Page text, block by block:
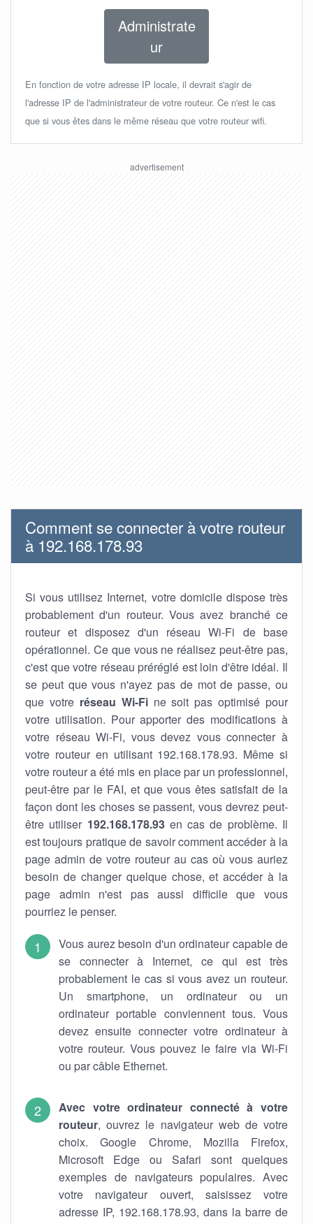
Administrate
ur
En fonction de votre adresse IP locale, il devrait s'agir de
l'adresse IP de l'administrateur de votre routeur. Ce n'est le cas
que si vous êtes dans le même réseau que votre routeur wifi.
Comment se connecter à votre routeur
à 192.168.178.93
Si vous utilisez Internet, votre domicile dispose très
probablement d'un routeur. Vous avez branché ce
routeur et disposez d'un réseau Wi-Fi de base
opérationnel. Ce que vous ne réalisez peut-être pas,
c'est que votre réseau préréglé est loin d'être idéal. Il
se peut que vous n'ayez pas de mot de passe, ou
que votre réseau Wi-Fine soit pas optimisé pour
votre utilisation. Pour apporter des modifications à
votre réseau Wi-Fi, vous devez vous connecter à
votre routeur en utilisant 192.168.178.93. Même si
votre routeur a été mis en place par un professionnel,
peut-être par le FAI, et que vous êtes satisfait de la
façon dont les choses se passent, vous devrez peut-
être utiliser 192.168.178.93en cas de problème. Il
est toujours pratique de savoir comment accéder à la
page admin de votre routeur au cas où vous auriez
besoin de changer quelque chose, et accéder à la
page admin n'est pas aussi difficile que vous
pourriez le penser.
Vous aurez besoin d'un ordinateur capable de
se connecter à Internet, ce qui est très
probablement le cas si vous avez un routeur.
Un smartphone, un ordinateur ou un
ordinateur portable conviennent tous. Vous
devez ensuite connecter votre ordinateur à
votre routeur. Vous pouvez le faire via Wi-Fi
ou par câble Ethernet.
Avec votre ordinateur connecté à votre
routeur, ouvrez le navigateur web de votre
choix. Google Chrome, Mozilla Firefox,
Microsoft Edge ou Safari sont quelques
exemples de navigateurs populaires. Avec
votre navigateur ouvert, saisissez votre
adresse IP, 192.168.178.93, dans la barre de